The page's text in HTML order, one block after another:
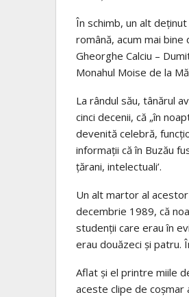
În schimb, un alt
româ­nă, acum mai
Gheorghe Calciu –
Monahul Moise de la
La rândul său, tânărul
cinci decenii, că „în
devenită celebră,
informaţii că în Buzău
ţărani, intelectuali’.
Un alt martor al
decembrie 1989, că
studenţii care erau în
erau douăzeci şi patru.
Aflat şi el printre miile
aceste clipe de coşmar